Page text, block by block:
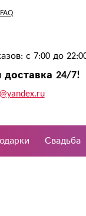
FAQ
с 7:00 до
доставка 24/7!
Свадьба